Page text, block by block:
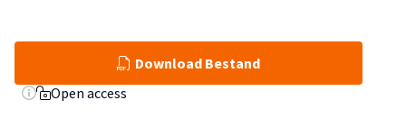
Download Bestand
Open access